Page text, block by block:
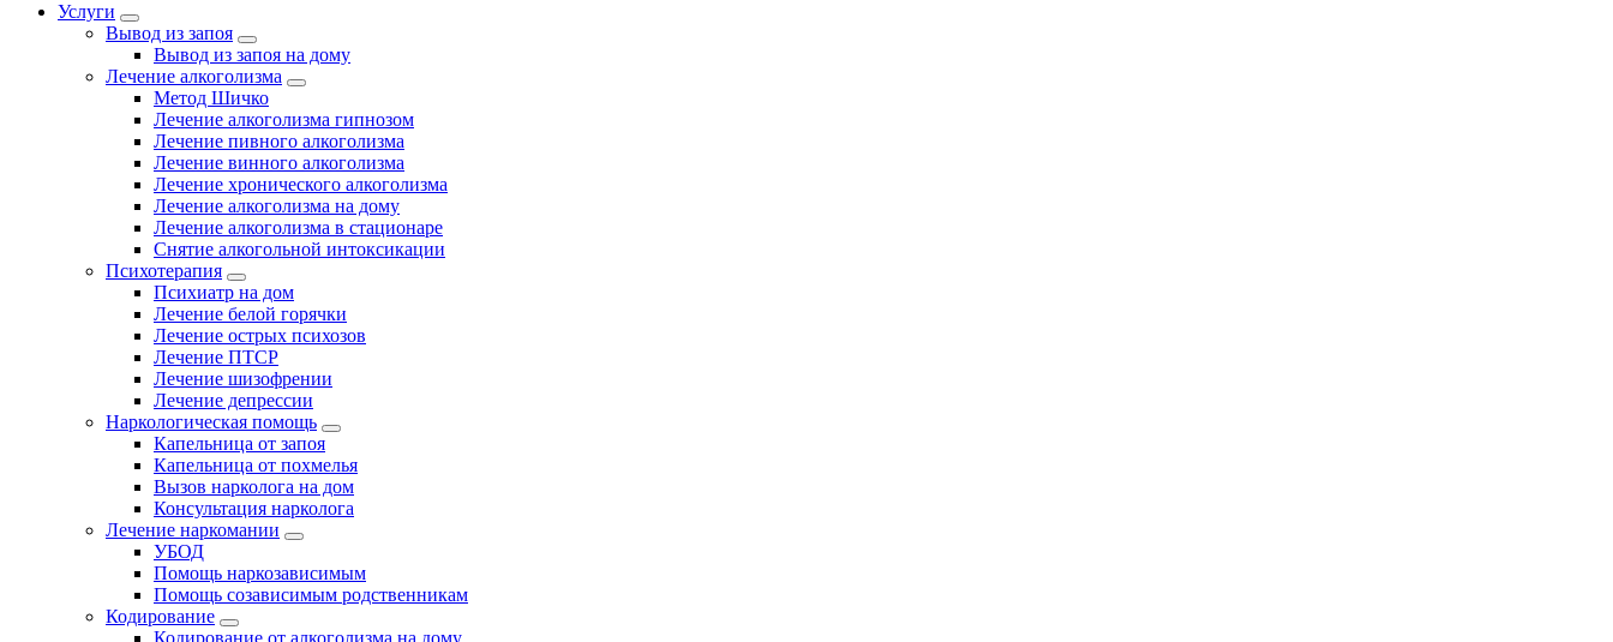
Услуги
Вывод из запоя
Вывод из запоя на дому
Лечение алкоголизма
Метод Шичко
Лечение алкоголизма гипнозом
Лечение пивного алкоголизма
Лечение винного алкоголизма
Лечение хронического алкоголизма
Лечение алкоголизма на дому
Лечение алкоголизма в стационаре
Снятие алкогольной интоксикации
Психотерапия
Психиатр на дом
Лечение белой горячки
Лечение острых психозов
Лечение ПТСР
Лечение шизофрении
Лечение депрессии
Наркологическая помощь
Капельница от запоя
Капельница от похмелья
Вызов нарколога на дом
Консультация нарколога
Лечение наркомании
УБОД
Помощь наркозависимым
Помощь созависимым родственникам
Кодирование
Кодирование от алкоголизма на дому